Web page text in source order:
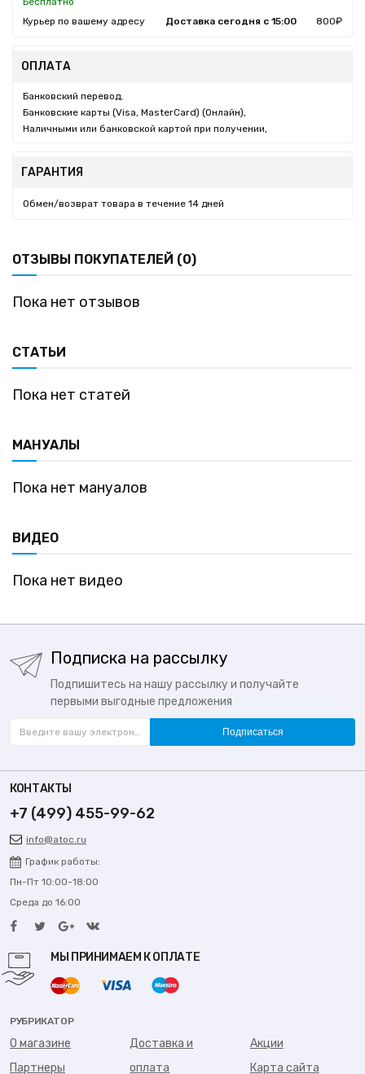
Курьер по вашему адресу
Доставка сегодня с 15:00 800₽
ОПЛАТА
Банковский перевод,
Банковские карты (Visa, MasterCard) (Онлайн),
Наличными или банковской картой при получении,
ГАРАНТИЯ
Обмен/возврат товара в течение 14 дней
ОТЗЫВЫ ПОКУПАТЕЛЕЙ (0)
Пока нет отзывов
СТАТЬИ
Пока нет статей
МАНУАЛЫ
Пока нет мануалов
ВИДЕО
Пока нет видео
Подписка на рассылку
Подпишитесь на нашу рассылку и получайте
первыми выгодные предложения
Подписаться
КОНТАКТЫ
+7 (499) 455-99-62
info@atoc.ru
График работы:
Пн-Пт 10:00-18:00
Среда до 16:00
МЫ ПРИНИМАЕМ К ОПЛАТЕ
РУБРИКАТОР
О магазине
Партнеры
Доставка и
оплата
Акции
Карта сайта